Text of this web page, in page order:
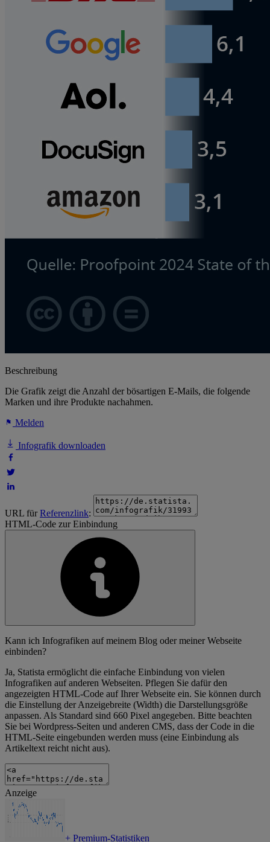
Beschreibung
Die Grafik zeigt die Anzahl der bösartigen E-Mails, die folgende
Marken und ihre Produkte nachahmen.
Melden
Infografik downloaden
URL fürReferenzlink:
HTML-Code zur Einbindung
Kann ich Infografiken auf meinem Blog oder meiner Webseite
einbinden?
Ja, Statista ermöglicht die einfache Einbindung von vielen
Infografiken auf anderen Webseiten. Pflegen Sie dafür den
angezeigten HTML-Code auf Ihrer Webseite ein. Sie können durch
die Einstellung der Anzeigebreite (Width) die Darstellungsgröße
anpassen. Als Standard sind 660 Pixel angegeben. Bitte beachten
Sie bei Wordpress-Seiten und anderen CMS, dass der Code in die
HTML-Seite eingebunden werden muss (eine Einbindung als
Artikeltext reicht nicht aus).
Anzeige
+ Premium-Statistiken